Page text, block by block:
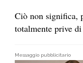
Ciò non significa,
totalmente prive
Messaggio pubblicitario